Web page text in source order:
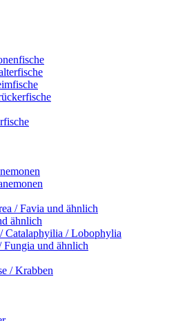
/ Favia und ähnlich
ähnlich
Catalaphyilia / Lobophylia
Fungia und ähnlich
/ Krabben